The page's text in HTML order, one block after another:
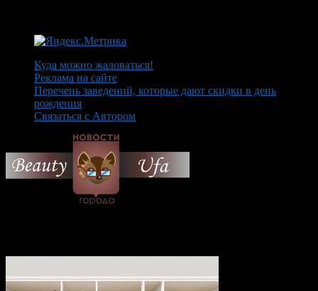
Куда можно жаловаться!
Реклама на сайте
Перечень заведений, которые дают скидки в день
рождения
Связаться с Автором